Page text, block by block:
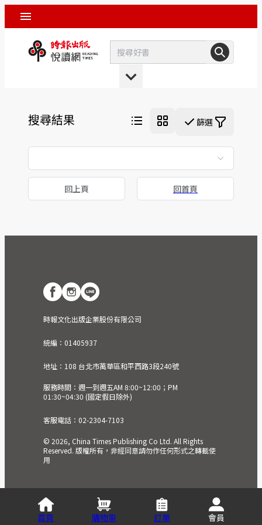
搜尋結果 篩選
回上頁 回首頁
時報文化出版企業股份有限公司
統編：01405937
地址：108 台北市萬華區和平西路3段240號
服務時間：週一到週五AM 8:00~12:00；PM
01:30~04:30 (國定假日除外)
客服電話：02-2304-7103
© 2026, China Times Publishing Co Ltd. All Rights
Reserved. 版權所有，非經同意請勿作任何形式之轉載使
用
首頁 購物車 訂單 會員